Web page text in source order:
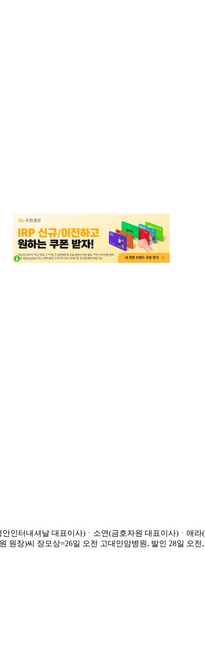
인터내셔날 대표이사)ㆍ소연(금호자원 대표이사)ㆍ애
장)씨 장모상=26일 오전 고대안암병원, 발인 28일 오전,